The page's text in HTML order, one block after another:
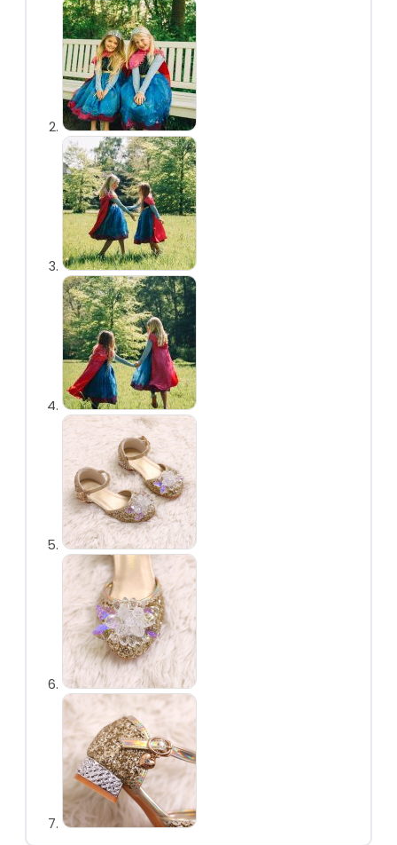
Prinsessen
sieraden
Prinsessen capes
Prinsessen
accessoireset
Overig
Uitdeelcadeautjes
Kinderfeest
accessoires
Uitverkoop
Personages
Prinsessenjurken
overzicht
Assepoester
Ariël
Belle
Doornroosje
Rapunzel
Frozen
Frozen overzicht
Elsa
Anna
Sneeuwwitje
Combideals
Overige verkleedkleding
Zeemeermin
Eenhoor
Prinsessenschoenen
Combideals
Rugzakken en Tassen
Diamond Painting
Uitverkoop
Cadeaubonnen